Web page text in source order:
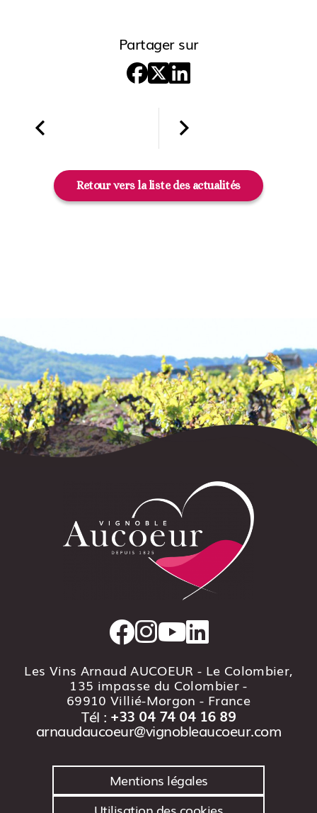
Partager sur
Retour vers la liste des actualités
Les Vins Arnaud AUCOEUR - Le Colombier,
135 impasse du Colombier -
69910 Villié-Morgon - France
Tél : +33 04 74 04 16 89
arnaudaucoeur@vignobleaucoeur.com
Mentions légales